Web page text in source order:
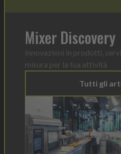
Mixer Discovery
Innovazioni in prodotti,
misura per la tua attività
Tutti gli